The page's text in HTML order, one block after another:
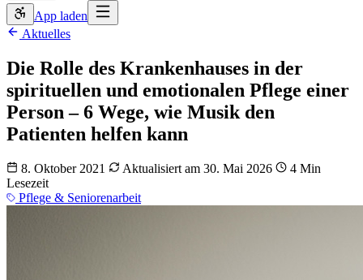
App laden
Aktuelles
Die Rolle des Krankenhauses in der
spirituellen und emotionalen Pflege einer
Person – 6 Wege, wie Musik den
Patienten helfen kann
8. Oktober 2021 Aktualisiert am 30. Mai 2026
4 Min
Lesezeit
Pflege & Seniorenarbeit